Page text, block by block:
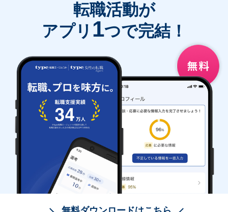
転職活動が
アプリ 1つで完結！